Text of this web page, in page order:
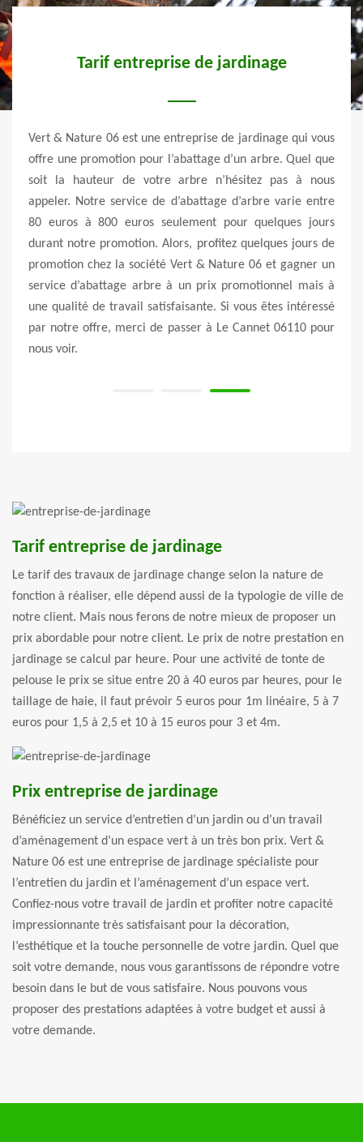
Tarif entreprise de jardinage
Vert & Nature 06 est une entreprise de jardinage qui vous
offre une promotion pour l’abattage d’un arbre. Quel que
soit la hauteur de votre arbre n’hésitez pas à nous
appeler. Notre service de d’abattage d’arbre varie entre
80 euros à 800 euros seulement pour quelques jours
durant notre promotion. Alors, profitez quelques jours de
promotion chez la société Vert & Nature 06 et gagner un
service d’abattage arbre à un prix promotionnel mais à
une qualité de travail satisfaisante. Si vous êtes intéressé
par notre offre, merci de passer à Le Cannet 06110 pour
nous voir.
Tarif entreprise de jardinage
Le tarif des travaux de jardinage change selon la nature de
fonction à réaliser, elle dépend aussi de la typologie de ville de
notre client. Mais nous ferons de notre mieux de proposer un
prix abordable pour notre client. Le prix de notre prestation en
jardinage se calcul par heure. Pour une activité de tonte de
pelouse le prix se situe entre 20 à 40 euros par heures, pour le
taillage de haie, il faut prévoir 5 euros pour 1m linéaire, 5 à 7
euros pour 1,5 à 2,5 et 10 à 15 euros pour 3 et 4m.
Prix entreprise de jardinage
Bénéficiez un service d’entretien d’un jardin ou d’un travail
d’aménagement d’un espace vert à un très bon prix. Vert &
Nature 06 est une entreprise de jardinage spécialiste pour
l’entretien du jardin et l’aménagement d’un espace vert.
Confiez-nous votre travail de jardin et profiter notre capacité
impressionnante très satisfaisant pour la décoration,
l’esthétique et la touche personnelle de votre jardin. Quel que
soit votre demande, nous vous garantissons de répondre votre
besoin dans le but de vous satisfaire. Nous pouvons vous
proposer des prestations adaptées à votre budget et aussi à
votre demande.